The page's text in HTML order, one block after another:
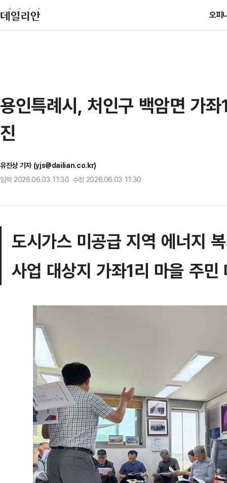
오피
용인특례시, 처인구 백암면 가
진
유진상 기자 (yjs@dailian.co.kr)
입력 2026.06.03 11:30 수정 2026.06.03 11:30
도시가스 미공급 지역 에너지
사업 대상지 가좌1리 마을 주